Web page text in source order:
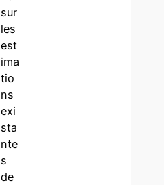
sur
les
est
ima
tio
ns
exi
sta
nte
s
de